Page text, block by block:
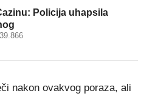
Policija uhapsila
nakon ovakvog poraza, ali